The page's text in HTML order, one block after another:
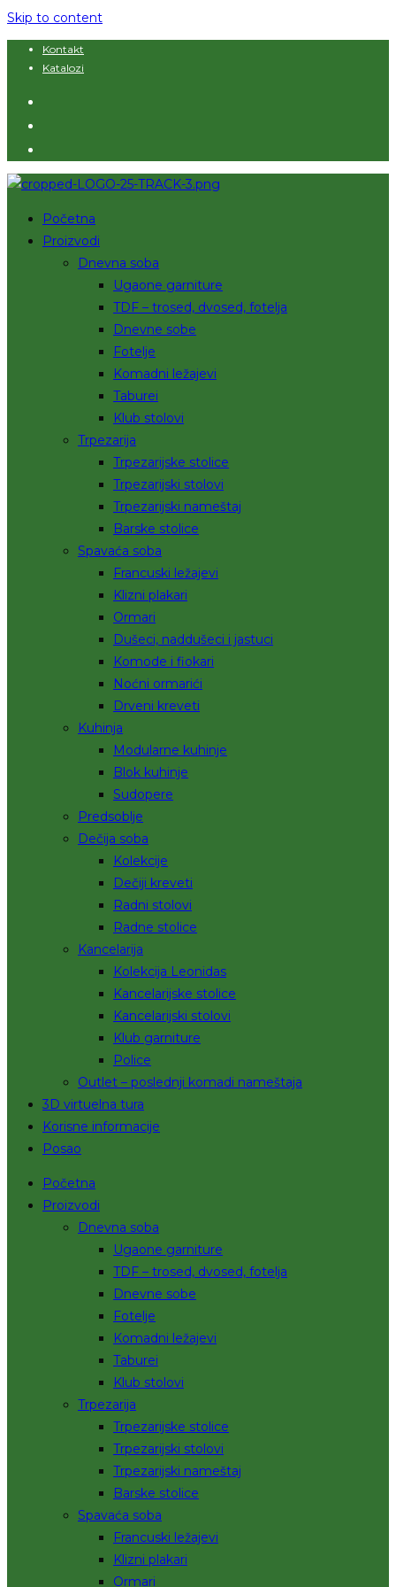
Skip to content
Kontakt
Katalozi
Početna
Proizvodi
Dnevna soba
Ugaone garniture
TDF – trosed, dvosed, fotelja
Dnevne sobe
Fotelje
Komadni ležajevi
Taburei
Klub stolovi
Trpezarija
Trpezarijske stolice
Trpezarijski stolovi
Trpezarijski nameštaj
Barske stolice
Spavaća soba
Francuski ležajevi
Klizni plakari
Ormari
Dušeci, naddušeci i jastuci
Komode i fiokari
Noćni ormarići
Drveni kreveti
Kuhinja
Modularne kuhinje
Blok kuhinje
Sudopere
Predsoblje
Dečija soba
Kolekcije
Dečiji kreveti
Radni stolovi
Radne stolice
Kancelarija
Kolekcija Leonidas
Kancelarijske stolice
Kancelarijski stolovi
Klub garniture
Police
Outlet – poslednji komadi nameštaja
3D virtuelna tura
Korisne informacije
Posao
Početna
Proizvodi
Dnevna soba
Ugaone garniture
TDF – trosed, dvosed, fotelja
Dnevne sobe
Fotelje
Komadni ležajevi
Taburei
Klub stolovi
Trpezarija
Trpezarijske stolice
Trpezarijski stolovi
Trpezarijski nameštaj
Barske stolice
Spavaća soba
Francuski ležajevi
Klizni plakari
Ormari